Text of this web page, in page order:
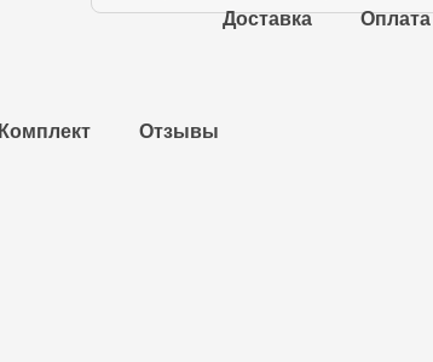
Доставка
Оплата
Комплект Отзывы